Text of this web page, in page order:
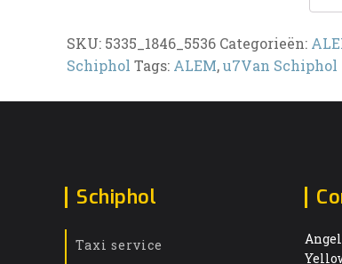
SKU: 5335_1846_5536 Categorieën:
Schiphol Tags: ALEM,u7Van Schiphol
Schiphol
Taxi service